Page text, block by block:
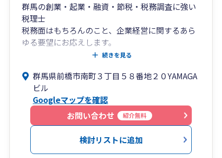
群馬の創業・起業・融資・節税・税務調査に強い
税理士
税務面はもちろんのこと、企業経営に関するあら
ゆる要望にお応えします。
私たちは、企業が直面する様々な経営課題を根本
本来の業務以外にも多岐にわたるサービスを提供
しております。
企業と経営者様の３年後・５年後・１０年後を見
据えたトータルサポートが弊社のモットーです。
私たちは、お客さまが本当に求めていることにフ
ォーカスし、利益を減らすのではなく、増やすこ
とによって貢献してまいります。
続きを見る
群馬県前橋市南町３丁目５８番地２０YAMAGA
ビル
Googleマップを確認
お問い合わせ
紹介無料
検討リストに追加